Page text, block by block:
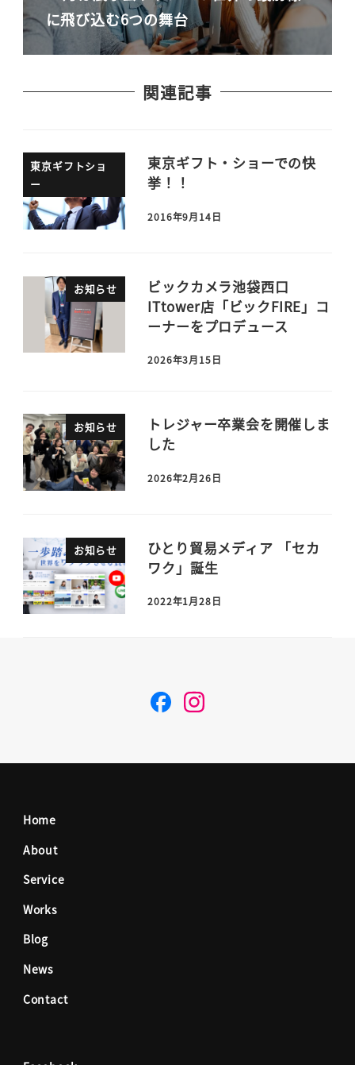
に飛び込む6つの舞台
関連記事
東京ギフトショ
ー
東京ギフト・ショーでの快
挙！！
2016年9月14日
お知らせ
ビックカメラ池袋西口
ITtower店「ビックFIRE」コ
ーナーをプロデュース
2026年3月15日
お知らせ
トレジャー卒業会を開催しま
した
2026年2月26日
お知らせ
ひとり貿易メディア 「セカ
ワク」誕生
2022年1月28日
F I
Home
About
Service
Works
Blog
News
Contact